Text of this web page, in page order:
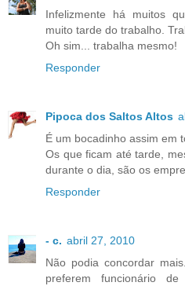
Infelizmente há muitos
muito tarde do trabalho.
Oh sim... trabalha mesmo!
Responder
Pipoca dos Saltos Altos
É um bocadinho assim em
Os que ficam até tarde,
durante o dia, são os
Responder
- c. abril 27, 2010
Não podia concordar
preferem funcionário